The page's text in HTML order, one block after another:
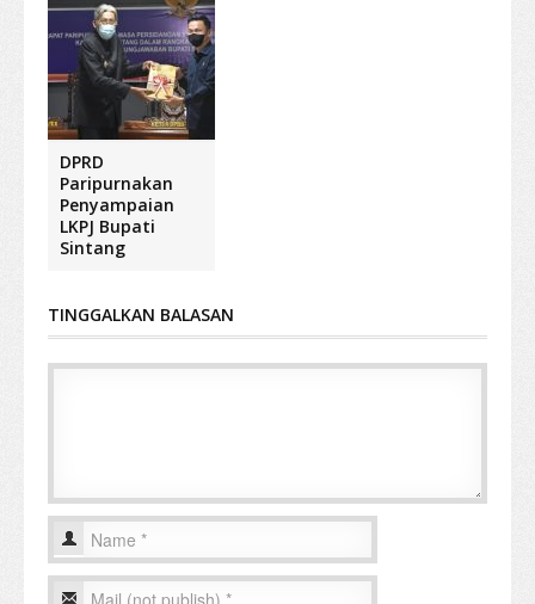
DPRD
Paripurnakan
Penyampaian
LKPJ Bupati
Sintang
TINGGALKAN BALASAN